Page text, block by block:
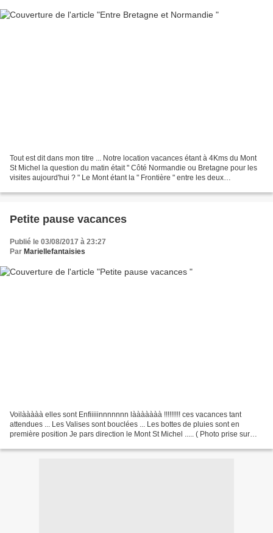
Tout est dit dans mon titre ... Notre location vacances étant à 4Kms du Mont
St Michel la question du matin était " Côté Normandie ou Bretagne pour les
visites aujourd'hui ? " Le Mont étant la " Frontière " entre les deux
Petite pause vacances
Publié le 03/08/2017 à 23:27
Par Mariellefantaisies
Voilààààà elles sont Enfiiiiinnnnnnn lààààààà !!!!!!!!! ces vacances tant
attendues ... Les Valises sont bouclées ... Les bottes de pluies sont en
première position Je pars direction le Mont St Michel ..... ( Photo prise sur